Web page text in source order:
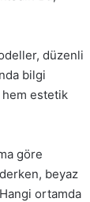
düzenli
bilgi
hem estetik
göre
beyaz
ortamda